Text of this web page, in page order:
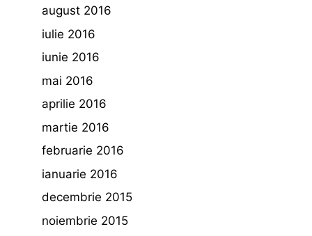
august 2016
iulie 2016
iunie 2016
mai 2016
aprilie 2016
martie 2016
februarie 2016
ianuarie 2016
decembrie 2015
noiembrie 2015